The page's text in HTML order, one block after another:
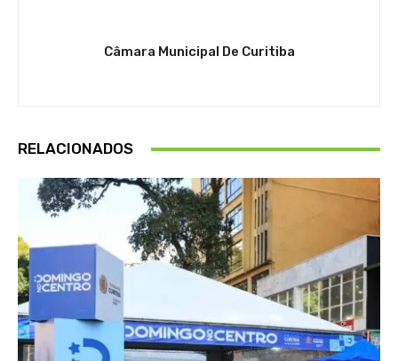
Câmara Municipal De Curitiba
RELACIONADOS